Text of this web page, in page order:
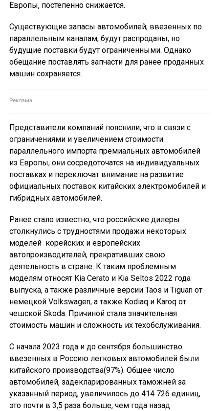
Европы, постепенно снижается.
Существующие запасы автомобилей, ввезенных по
параллельным каналам, будут распроданы, но
будущие поставки будут ограниченными. Однако
обещание поставлять запчасти для ранее проданных
машин сохраняется.
Представители компаний пояснили, что в связи с
ограничениями и увеличением стоимости
параллельного импорта премиальных автомобилей
из Европы, они сосредоточатся на индивидуальных
поставках и переключат внимание на развитие
официальных поставок китайских электромобилей и
гибридных автомобилей.
Ранее стало известно, что российские дилеры
столкнулись с трудностями продажи некоторых
моделей корейских и европейских
автопроизводителей, прекративших свою
деятельность в стране. К таким проблемным
моделям относят Kia Cerato и Kia Seltos 2022 года
выпуска, а также различные версии Taos и Tiguan от
немецкой Volkswagen, а также Kodiaq и Karoq от
чешской Skoda. Причиной стала значительная
стоимость машин и сложность их техобслуживания.
С начала 2023 года и до сентября большинство
ввезенных в Россию легковых автомобилей были
китайского производства(97%). Общее число
автомобилей, задекларированных таможней за
указанный период, увеличилось до 414 726 единиц,
это почти в 3,5 раза больше, чем года назад